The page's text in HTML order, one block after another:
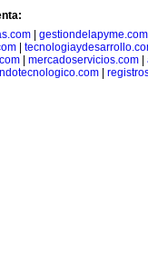
| gestiondelapyme.com
mercadoservicios.com
|